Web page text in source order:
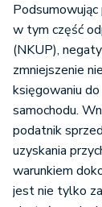
w tym część
(NKUP),
zmniejszenie
księgowaniu
samochodu.
podatnik
uzyskania
warunkiem
jest nie tylko